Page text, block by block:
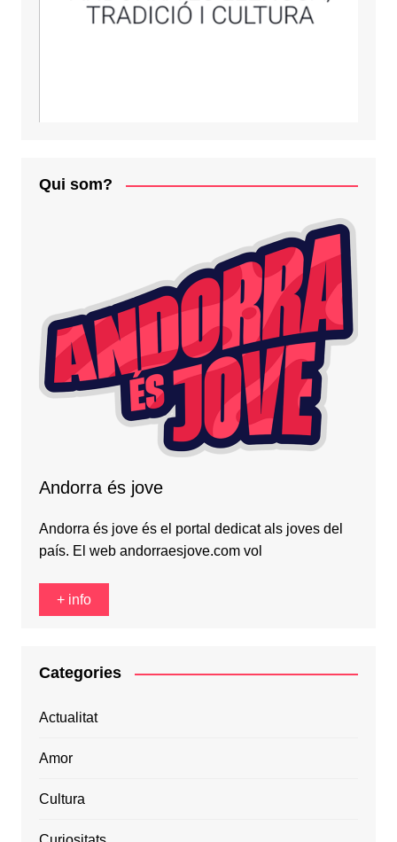
Qui som?
Andorra és jove
Andorra és jove és el portal dedicat als joves del
país. El web andorraesjove.com vol
+ info
Categories
Actualitat
Amor
Cultura